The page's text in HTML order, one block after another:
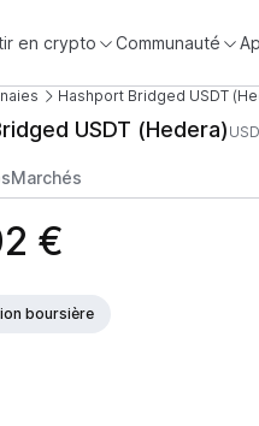
en crypto Communauté
Hashport Bridged USDT
USDT (Hedera)
Marchés
€
boursière